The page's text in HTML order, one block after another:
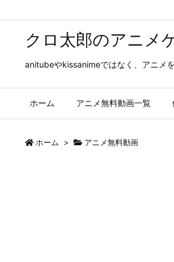
クロ太郎のアニメ
anitubeやkissanimeではなく、アニメ
ホーム アニメ無料動画一覧
ホーム > アニメ無料動画